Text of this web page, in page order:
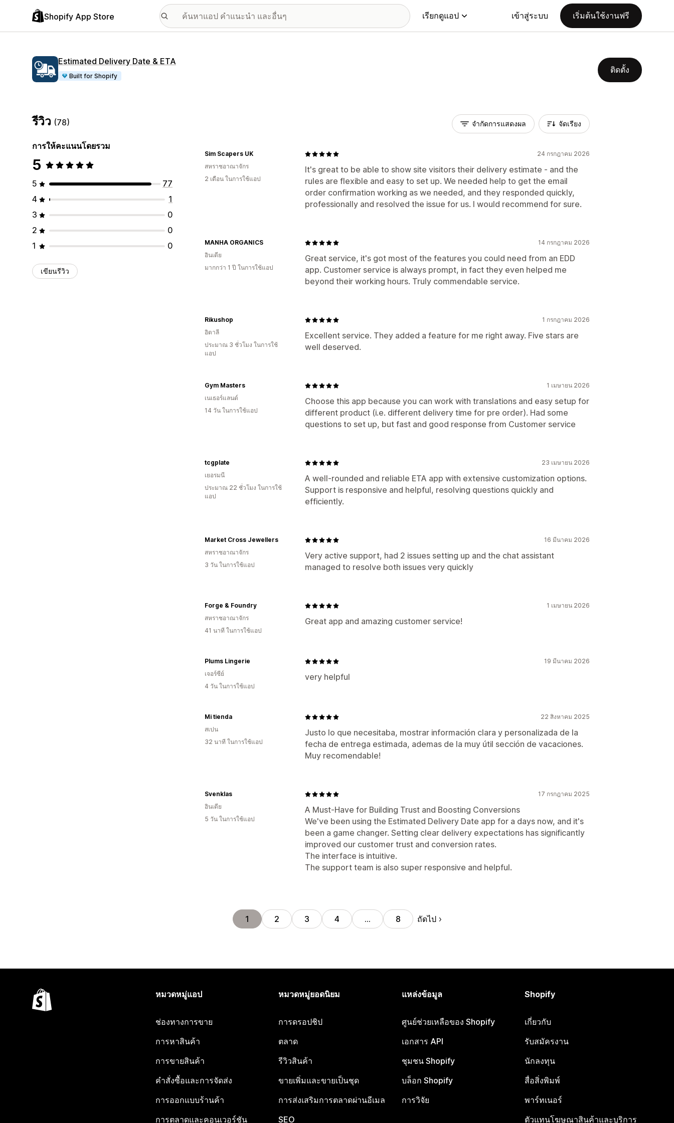
Shopify App Store เรียกดูแอป เข้าสู่ระบบ เริ่มต้นใช้งานฟรี
Estimated Delivery Date & ETA
Built for Shopify
ติดตั้ง
รีวิว (78)
การให้คะแนนโดยรวม
5
5
77
4
1
3
0
2
0
1
0
เขียนรีวิว
จำกัดการแสดงผล จัดเรียง
24 กรกฎาคม 2026
It's great to be able to show site visitors their delivery estimate - and the
rules are flexible and easy to set up. We needed help to get the email
order confirmation working as we needed, and they responded quickly,
professionally and resolved the issue for us. I would recommend for sure.
Sim Scapers UK
สหราชอาณาจักร
2 เดือน ในการใช้แอป
14 กรกฎาคม 2026
Great service, it's got most of the features you could need from an EDD
app. Customer service is always prompt, in fact they even helped me
beyond their working hours. Truly commendable service.
MANHA ORGANICS
อินเดีย
มากกว่า 1 ปี ในการใช้แอป
1 กรกฎาคม 2026
Excellent service. They added a feature for me right away. Five stars are
well deserved.
Rikushop
อิตาลี
ประมาณ 3 ชั่วโมง ในการใช้
แอป
1 เมษายน 2026
Choose this app because you can work with translations and easy setup for
different product (i.e. different delivery time for pre order). Had some
questions to set up, but fast and good response from Customer service
Gym Masters
เนเธอร์แลนด์
14 วัน ในการใช้แอป
23 เมษายน 2026
A well-rounded and reliable ETA app with extensive customization options.
Support is responsive and helpful, resolving questions quickly and
efficiently.
tcgplate
เยอรมนี
ประมาณ 22 ชั่วโมง ในการใช้
แอป
16 มีนาคม 2026
Very active support, had 2 issues setting up and the chat assistant
managed to resolve both issues very quickly
Market Cross Jewellers
สหราชอาณาจักร
3 วัน ในการใช้แอป
1 เมษายน 2026
Great app and amazing customer service!
Forge & Foundry
สหราชอาณาจักร
41 นาที ในการใช้แอป
19 มีนาคม 2026
very helpful
Plums Lingerie
เจอร์ซีย์
4 วัน ในการใช้แอป
22 สิงหาคม 2025
Justo lo que necesitaba, mostrar información clara y personalizada de la
fecha de entrega estimada, ademas de la muy útil sección de vacaciones.
Muy recomendable!
Mi tienda
สเปน
32 นาที ในการใช้แอป
17 กรกฎาคม 2025
A Must-Have for Building Trust and Boosting Conversions
We've been using the Estimated Delivery Date app for a days now, and it's
been a game changer. Setting clear delivery expectations has significantly
improved our customer trust and conversion rates.
The interface is intuitive.
The support team is also super responsive and helpful.
Svenklas
อินเดีย
5 วัน ในการใช้แอป
1 2 3 4 … 8 ถัดไป
หมวดหมู่แอป
ช่องทางการขาย
การหาสินค้า
การขายสินค้า
คำสั่งซื้อและการจัดส่ง
การออกแบบร้านค้า
การตลาดและคอนเวอร์ชัน
หมวดหมู่ยอดนิยม
การดรอปชิป
ตลาด
รีวิวสินค้า
ขายเพิ่มและขายเป็นชุด
การส่งเสริมการตลาดผ่านอีเมล
SEO
แหล่งข้อมูล
ศูนย์ช่วยเหลือของ Shopify
เอกสาร API
ชุมชน Shopify
บล็อก Shopify
การวิจัย
Shopify
เกี่ยวกับ
รับสมัครงาน
นักลงทุน
สื่อสิ่งพิมพ์
พาร์ทเนอร์
ตัวแทนโฆษณาสินค้าและบริการ